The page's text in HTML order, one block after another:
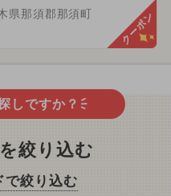
県那須郡那須町 クーポン
しですか？
絞り込む
で絞り込む